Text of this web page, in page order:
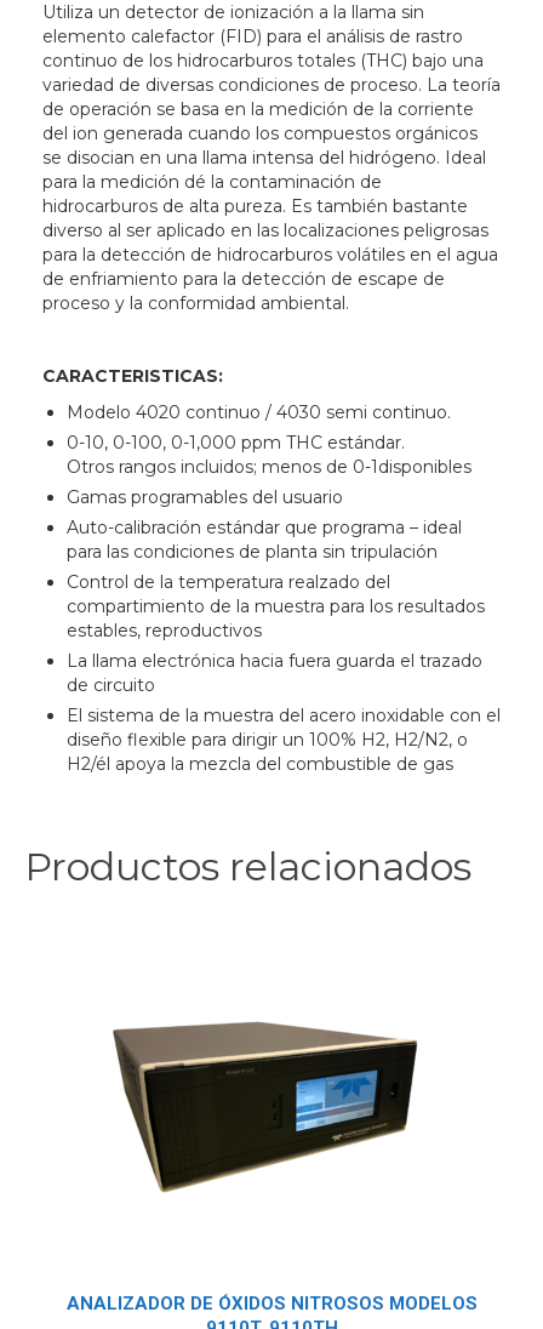
Utiliza un detector de ionización a la llama sin
elemento calefactor (FID) para el análisis de rastro
continuo de los hidrocarburos totales (THC) bajo una
variedad de diversas condiciones de proceso. La teoría
de operación se basa en la medición de la corriente
del ion generada cuando los compuestos orgánicos
se disocian en una llama intensa del hidrógeno. Ideal
para la medición dé la contaminación de
hidrocarburos de alta pureza. Es también bastante
diverso al ser aplicado en las localizaciones peligrosas
para la detección de hidrocarburos volátiles en el agua
de enfriamiento para la detección de escape de
proceso y la conformidad ambiental.
CARACTERISTICAS:
Modelo 4020 continuo / 4030 semi continuo.
​0-10, 0-100, 0-1,000 ppm THC estándar.
Otros rangos incluidos; menos de 0-1disponibles
Gamas programables del usuario
Auto-calibración estándar que programa – ideal
para las condiciones de planta sin tripulación
Control de la temperatura realzado del
compartimiento de la muestra para los resultados
estables, reproductivos
La llama electrónica hacia fuera guarda el trazado
de circuito
El sistema de la muestra del acero inoxidable con el
diseño flexible para dirigir un 100% H2, H2/N2, o
H2/él apoya la mezcla del combustible de gas
Productos relacionados
ANALIZADOR DE ÓXIDOS NITROSOS MODELOS